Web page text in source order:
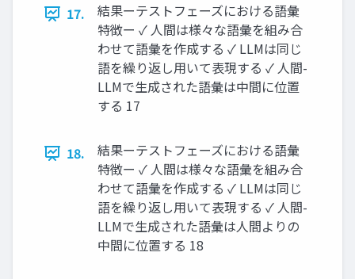
17.
結果ーテストフェーズにおける語彙
特徴ー ✓ 人間は様々な語彙を組み合
わせて語彙を作成する ✓ LLMは同じ
語を繰り返し用いて表現する ✓ 人間-
LLMで生成された語彙は中間に位置
する 17
18.
結果ーテストフェーズにおける語彙
特徴ー ✓ 人間は様々な語彙を組み合
わせて語彙を作成する ✓ LLMは同じ
語を繰り返し用いて表現する ✓ 人間-
LLMで生成された語彙は人間よりの
中間に位置する 18